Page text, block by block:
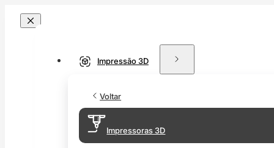
Impressão 3D
Voltar
Impressoras 3D